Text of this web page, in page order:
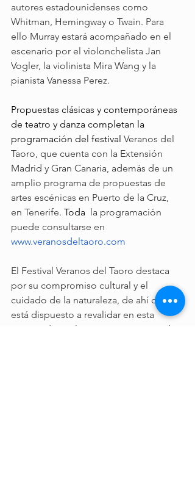
autores estadounidenses como
Whitman, Hemingway o Twain. Para
ello Murray estará acompañado en el
escenario por el violonchelista Jan
Vogler, la violinista Mira Wang y la
pianista Vanessa Perez.
Propuestas clásicas y contemporáneas
de teatro y danza completan la
programación del festival Veranos del
Taoro, que cuenta con la Extensión
Madrid y Gran Canaria, además de un
amplio programa de propuestas de
artes escénicas en Puerto de la Cruz,
en Tenerife. Toda la programación
puede consultarse en
www.veranosdeltaoro.com
El Festival Veranos del Taoro destaca
por su compromiso cultural y el
cuidado de la naturaleza, de ahí que
está dispuesto a revalidar en esta
cuarta edición la etiqueta CeroCo2 de